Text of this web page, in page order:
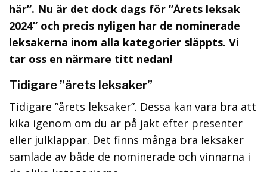
här”. Nu är det dock dags för ”Årets leksak
2024” och precis nyligen har de nominerade
leksakerna inom alla kategorier släppts. Vi
tar oss en närmare titt nedan!
Tidigare ”årets leksaker”
Tidigare ”årets leksaker”. Dessa kan vara bra att
kika igenom om du är på jakt efter presenter
eller julklappar. Det finns många bra leksaker
samlade av både de nominerade och vinnarna i